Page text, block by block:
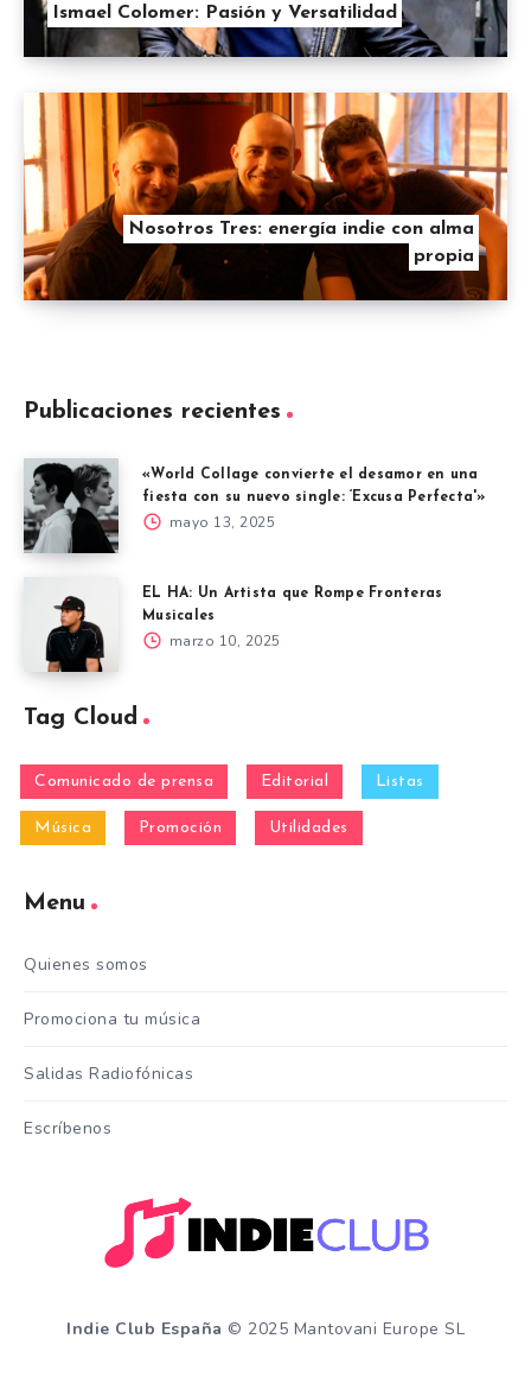
Ismael Colomer: Pasión y Versatilidad
Nosotros Tres: energía indie con alma
propia
Publicaciones recientes
«World Collage convierte el desamor en una
fiesta con su nuevo single: ‘Excusa Perfecta'»
mayo 13, 2025
EL HA: Un Artista que Rompe Fronteras
Musicales
marzo 10, 2025
Tag Cloud
Comunicado de prensa Editorial Listas
Música Promoción Utilidades
Menu
Quienes somos
Promociona tu música
Salidas Radiofónicas
Escríbenos
Indie Club España © 2025 Mantovani Europe SL